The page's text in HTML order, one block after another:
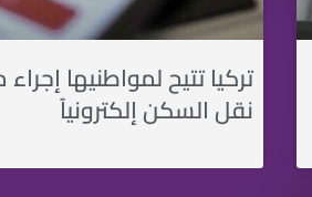
تركيا تتيح لمواطنيها
نقل السكن إلكترونياً